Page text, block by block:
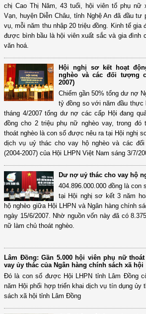
chị Cao Thị Năm, 43 tuổi, hội viên tổ phụ nữ
Vạn, huyện Diễn Châu, tỉnh Nghệ An đã đầu tư
vụ, mỗi năm thu nhập 20 triệu đồng. Kinh tế gia
được bình bầu là hội viên xuất sắc và gia đình
văn hoá.
Hội nghị sơ kết hoạt
nghèo và các đối tượng
2007)
Chiếm gần 50% tổng dư nợ
tỷ đồng so với năm đầu thực
tháng 4/2007 tổng dư nợ các cấp Hội đang
đồng cho 2 triệu phụ nữ nghèo vay, trong đó
thoát nghèo là con số được nêu ra tại Hội nghị
dịch vụ uỷ thác cho vay hộ nghèo và các
(2004-2007) của Hội LHPN Việt Nam sáng 3/7/
Dư nợ uỷ thác cho vay hộ
404.896.000.000 đồng là
tại Hội nghị sơ kết 3 năm
hộ nghèo giữa Hội LHPN và Ngân hàng chính
ngày 15/6/2007. Nhờ nguồn vốn này đã có
nữ làm chủ thoát nghèo.
Lâm Đồng: Gần 5.000 hội viên phụ nữ
vay ủy thác của Ngân hàng chính sách xã hội
Đó là con số được Hội LHPN tỉnh Lâm Đồng
năm Hội phối hợp triển khai dịch vụ tín dụng ủy
sách xã hội tỉnh Lâm Đồng